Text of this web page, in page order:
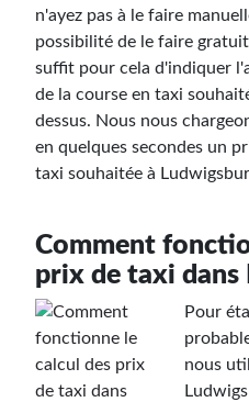
n'ayez pas à le faire
possibilité de le faire
suffit pour cela d'indiquer
de la course en taxi
dessus. Nous nous
en quelques secondes un
taxi souhaitée à
Comment
prix de taxi dans
Pour
nous